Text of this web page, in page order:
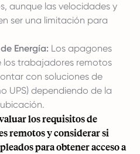
aunque las velocidades y
ser una limitación para
Energía: Los apagones
los trabajadores remotos
con soluciones de
UPS) dependiendo de la
los requisitos de
remotos y considerar si
para obtener acceso a